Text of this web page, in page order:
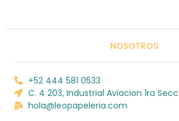
NOSOTROS
+52 444 581 0533
C. 4 203, Industrial Aviacion 1ra Secc.
hola@leopapeleria.com